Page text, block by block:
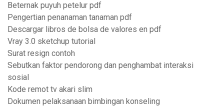
Beternak puyuh petelur pdf
Pengertian penanaman tanaman pdf
Descargar libros de bolsa de valores en pdf
Vray 3.0 sketchup tutorial
Surat resign contoh
Sebutkan faktor pendorong dan penghambat interaksi
sosial
Kode remot tv akari slim
Dokumen pelaksanaan bimbingan konseling